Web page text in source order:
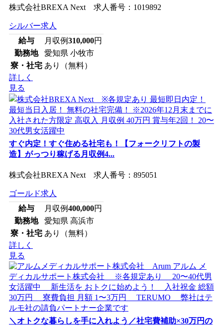
株式会社BREXA Next 求人番号：1019892
シルバー求人
給与
月収例310,000円
勤務地
愛知県 小牧市
寮・社宅 あり（無料）
詳しく
見る
すぐ内定！すぐ住める社宅も！【フォークリフトの製
造】がっつり稼げる月収例4...
株式会社BREXA Next 求人番号：895051
ゴールド求人
給与
月収例400,000円
勤務地
愛知県 高浜市
寮・社宅 あり（無料）
詳しく
見る
＼オトクな暮らしを手に入れよう／社宅費補助×30万円の